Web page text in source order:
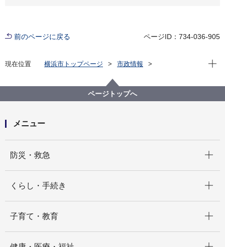
前のページに戻る ページID：734-036-905
現在位置 横浜市トップページ
市政情報
＜左近山団地における大学生による地域支援活動モデ
ル事業＞大学生を中心とした取組を新たなまちの魅力
現在
ページトップへ
メニュー
防災・救急
くらし・手続き
子育て・教育